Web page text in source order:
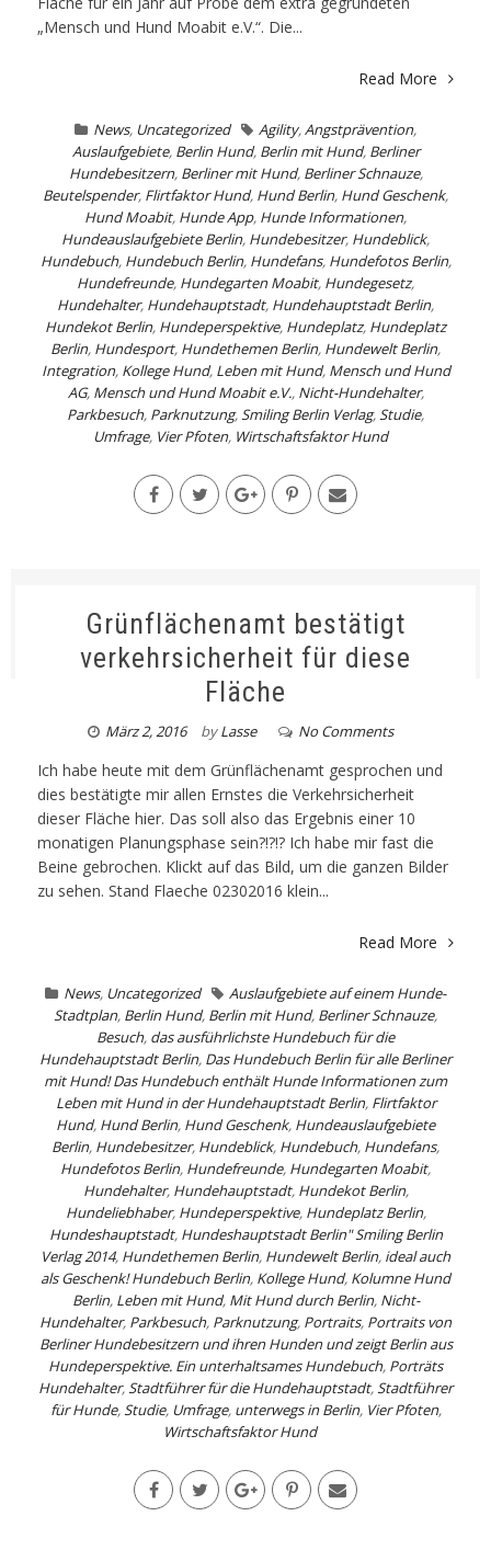
„Mensch und Hund Moabit e.V.“. Die...
Read More
News, Uncategorized Agility,Angstprävention,
Auslaufgebiete, Berlin Hund, Berlin mit Hund, Berliner
Hundebesitzern, Berliner mit Hund, Berliner Schnauze,
Beutelspender, Flirtfaktor Hund, Hund Berlin, Hund Geschenk,
Hund Moabit, Hunde App, Hunde Informationen,
Hundeauslaufgebiete Berlin, Hundebesitzer, Hundeblick,
Hundebuch, Hundebuch Berlin, Hundefans, Hundefotos Berlin,
Hundefreunde, Hundegarten Moabit, Hundegesetz,
Hundehalter, Hundehauptstadt, Hundehauptstadt Berlin,
Hundekot Berlin, Hundeperspektive, Hundeplatz, Hundeplatz
Berlin, Hundesport, Hundethemen Berlin, Hundewelt Berlin,
Integration, Kollege Hund, Leben mit Hund, Mensch und Hund
AG, Mensch und Hund Moabit e.V., Nicht-Hundehalter,
Parkbesuch, Parknutzung,Smiling Berlin Verlag,Studie,
Umfrage, Vier Pfoten, Wirtschaftsfaktor Hund
Grünflächenamt bestätigt
verkehrsicherheit für diese
Fläche
März 2, 2016 byLasse No Comments
Ich habe heute mit dem Grünflächenamt gesprochen und
dies bestätigte mir allen Ernstes die Verkehrsicherheit
dieser Fläche hier. Das soll also das Ergebnis einer 10
monatigen Planungsphase sein?!?!? Ich habe mir fast die
Beine gebrochen. Klickt auf das Bild, um die ganzen Bilder
zu sehen. Stand Flaeche 02302016 klein...
Read More
News, Uncategorized
Auslaufgebiete auf einem Hunde-
Stadtplan, Berlin Hund, Berlin mit Hund, Berliner Schnauze,
Besuch, das ausführlichste Hundebuch für die
Hundehauptstadt Berlin, Das Hundebuch Berlin für alle Berliner
mit Hund! Das Hundebuch enthält Hunde Informationen zum
Leben mit Hund in der Hundehauptstadt Berlin, Flirtfaktor
Hund, Hund Berlin, Hund Geschenk, Hundeauslaufgebiete
Berlin, Hundebesitzer, Hundeblick, Hundebuch, Hundefans,
Hundefotos Berlin, Hundefreunde, Hundegarten Moabit,
Hundehalter, Hundehauptstadt, Hundekot Berlin,
Hundeliebhaber, Hundeperspektive, Hundeplatz Berlin,
Hundeshauptstadt, Hundeshauptstadt Berlin" Smiling Berlin
Verlag 2014, Hundethemen Berlin, Hundewelt Berlin, ideal auch
als Geschenk! Hundebuch Berlin, Kollege Hund, Kolumne Hund
Berlin, Leben mit Hund, Mit Hund durch Berlin, Nicht-
Hundehalter, Parkbesuch, Parknutzung, Portraits, Portraits von
Berliner Hundebesitzern und ihren Hunden und zeigt Berlin aus
Hundeperspektive. Ein unterhaltsames Hundebuch, Porträts
Hundehalter,Stadtführer für die Hundehauptstadt,Stadtführer
für Hunde,Studie, Umfrage, unterwegs in Berlin, Vier Pfoten,
Wirtschaftsfaktor Hund